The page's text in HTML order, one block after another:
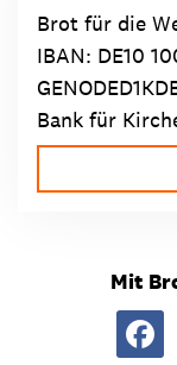
Brot für die
IBAN: DE10
Bank für
Mit